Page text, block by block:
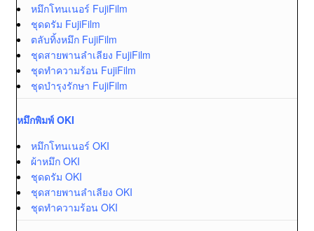
หมึกโทนเนอร์ FujiFilm
ชุดดรัม FujiFilm
ตลับทิ้งหมึก FujiFilm
ชุดสายพานลำเลียง FujiFilm
ชุดทำความร้อน FujiFilm
ชุดบำรุงรักษา FujiFilm
หมึกพิมพ์ OKI
หมึกโทนเนอร์ OKI
ผ้าหมึก OKI
ชุดดรัม OKI
ชุดสายพานลำเลียง OKI
ชุดทำความร้อน OKI